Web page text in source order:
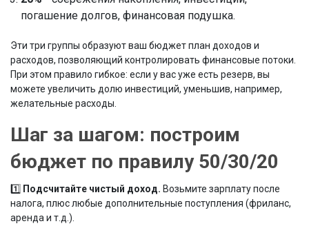
погашение долгов, финансовая подушка.
Эти три группы образуют ваш бюджетплан доходов и
расходов, позволяющий контролировать финансовые потоки
При этом правило гибкое: если у вас уже есть резерв, вы
можете увеличить долю инвестиций, уменьшив, например,
желательные расходы.
Шаг за шагом: построим
бюджет по правилу 50/30/20
1️⃣ Подсчитайте чистый доход. Возьмите зарплату после
налога, плюс любые дополнительные поступления (фриланс,
аренда и т.д.).